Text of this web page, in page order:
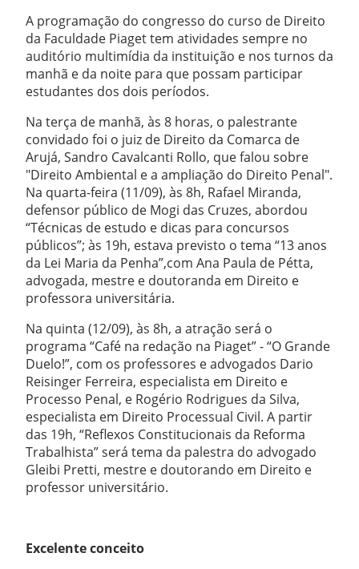
A programação do congresso do curso de Direito
da Faculdade Piaget tem atividades sempre no
auditório multimídia da instituição e nos turnos da
manhã e da noite para que possam participar
estudantes dos dois períodos.
Na terça de manhã, às 8 horas, o palestrante
convidado foi o juiz de Direito da Comarca de
Arujá, Sandro Cavalcanti Rollo, que falou sobre
"Direito Ambiental e a ampliação do Direito Penal".
Na quarta-feira (11/09), às 8h, Rafael Miranda,
defensor público de Mogi das Cruzes, abordou
“Técnicas de estudo e dicas para concursos
públicos”; às 19h, estava previsto o tema “13 anos
da Lei Maria da Penha”,com Ana Paula de Pétta,
advogada, mestre e doutoranda em Direito e
professora universitária.
Na quinta (12/09), às 8h, a atração será o
programa “Café na redação na Piaget” - “O Grande
Duelo!”, com os professores e advogados Dario
Reisinger Ferreira, especialista em Direito e
Processo Penal, e Rogério Rodrigues da Silva,
especialista em Direito Processual Civil. A partir
das 19h, “Reflexos Constitucionais da Reforma
Trabalhista” será tema da palestra do advogado
Gleibi Pretti, mestre e doutorando em Direito e
professor universitário.
Excelente conceito